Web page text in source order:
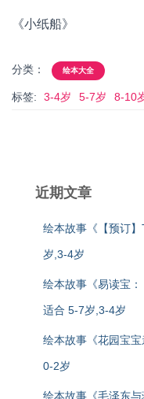
《小纸船》
分类： 绘本大全
标签: 3-4岁 5-7岁 8-10
近期文章
绘本故事《【预订
岁,3-4岁
绘本故事《易读宝
适合 5-7岁,3-4岁
绘本故事《花园宝
0-2岁
绘本故事《毛泽东